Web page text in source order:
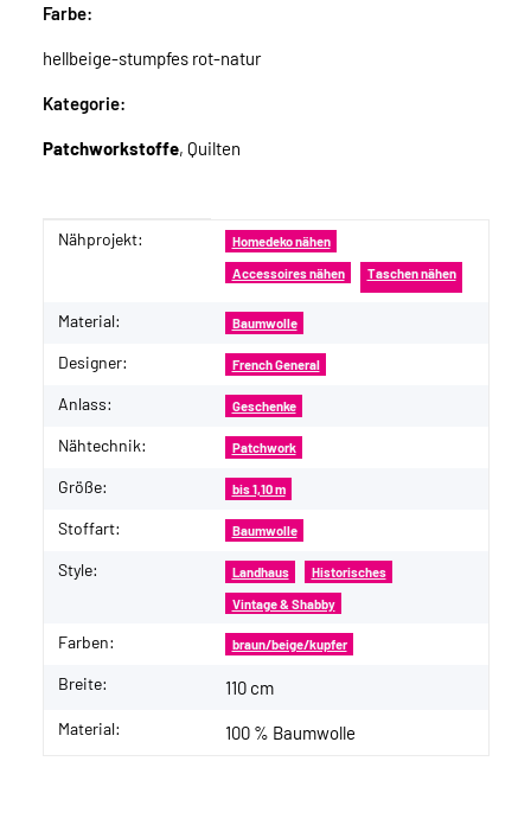
Farbe:
hellbeige-stumpfes rot-natur
Kategorie:
Patchworkstoffe, Quilten
Produkteigenschaft
Wert
Nähprojekt: Homedeko nähen
Accessoires nähen Taschen nähen
Material: Baumwolle
Designer: French General
Anlass: Geschenke
Nähtechnik: Patchwork
Größe: bis 1,10 m
Stoffart: Baumwolle
Style: Landhaus Historisches
Vintage & Shabby
Farben: braun/beige/kupfer
Breite: 110 cm
Material: 100 % Baumwolle